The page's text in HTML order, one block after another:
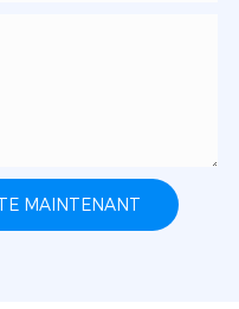
MAINTENANT